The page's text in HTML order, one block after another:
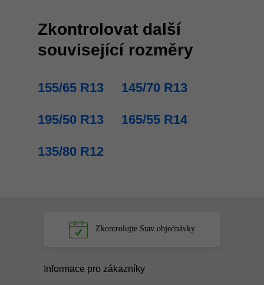
Zkontrolovat další
související rozměry
155/65 R13 145/70 R13
195/50 R13 165/55 R14
135/80 R12
Zkontrolujte Stav objednávky
Informace pro zákazníky